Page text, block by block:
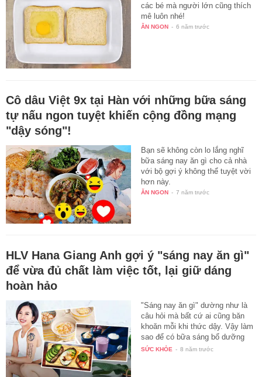
các bé mà người lớn cũng thích
mê luôn nhé!
ĂN NGON - 6 năm trước
Cô dâu Việt 9x tại Hàn với những bữa sáng
tự nấu ngon tuyệt khiến cộng đồng mạng
"dậy sóng"!
Bạn sẽ không còn lo lắng nghĩ
bữa sáng nay ăn gì cho cả nhà
với bộ gợi ý không thể tuyệt vời
hơn này.
ĂN NGON - 7 năm trước
HLV Hana Giang Anh gợi ý "sáng nay ăn gì"
để vừa đủ chất làm việc tốt, lại giữ dáng
hoàn hảo
"Sáng nay ăn gì" dường như là
câu hỏi mà bất cứ ai cũng băn
khoăn mỗi khi thức dậy. Vậy làm
sao để có bữa sáng bổ dưỡng
lại…
SỨC KHỎE - 8 năm trước